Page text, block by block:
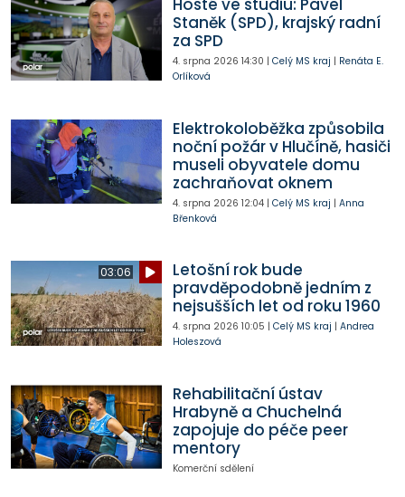
Hosté ve studiu: Pavel
Staněk (SPD), krajský radní
za SPD
4. srpna 2026 14:30 | Celý MS kraj | Renáta E.
Orlíková
Elektrokoloběžka způsobila
noční požár v Hlučíně, hasiči
museli obyvatele domu
zachraňovat oknem
4. srpna 2026 12:04| Celý MS kraj | Anna
Břenková
03:06
Letošní rok bude
pravděpodobně jedním z
nejsušších let od roku 1960
4. srpna 2026 10:05 | Celý MS kraj | Andrea
Holeszová
Rehabilitační ústav
Hrabyně a Chuchelná
zapojuje do péče peer
mentory
Komerční sdělení